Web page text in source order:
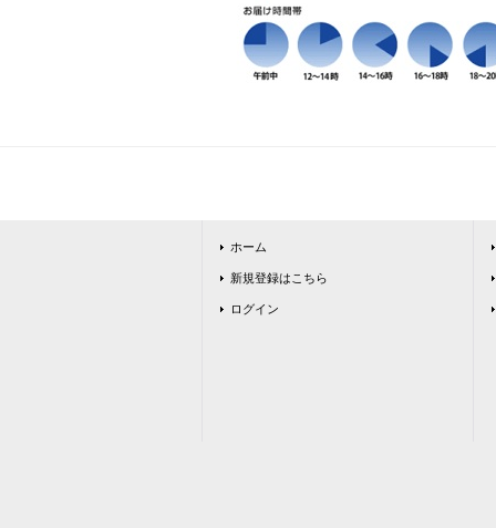
ホーム
新規登録はこちら
ログイン